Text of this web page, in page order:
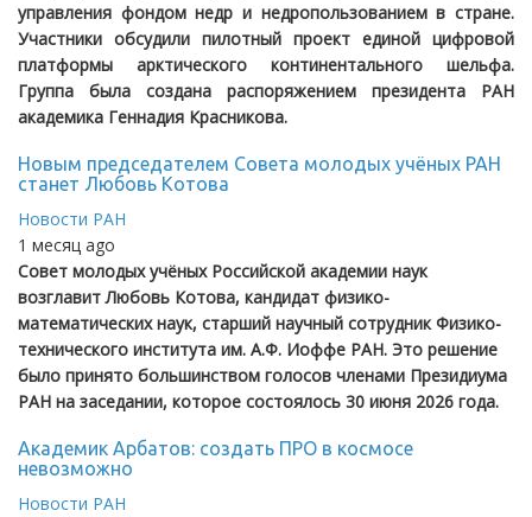
управления фондом недр и недропользованием в стране.
Участники обсудили пилотный проект единой цифровой
платформы арктического континентального шельфа.
Группа была создана распоряжением президента РАН
академика Геннадия Красникова.
Новым председателем Совета молодых учёных РАН
станет Любовь Котова
Новости РАН
1 месяц ago
Совет молодых учёных Российской академии наук
возглавит Любовь Котова, кандидат физико-
математических наук, старший научный сотрудник Физико-
технического института им. А.Ф. Иоффе РАН. Это решение
было принято большинством голосов членами Президиума
РАН на заседании, которое состоялось 30 июня 2026 года.
Академик Арбатов: создать ПРО в космосе
невозможно
Новости РАН